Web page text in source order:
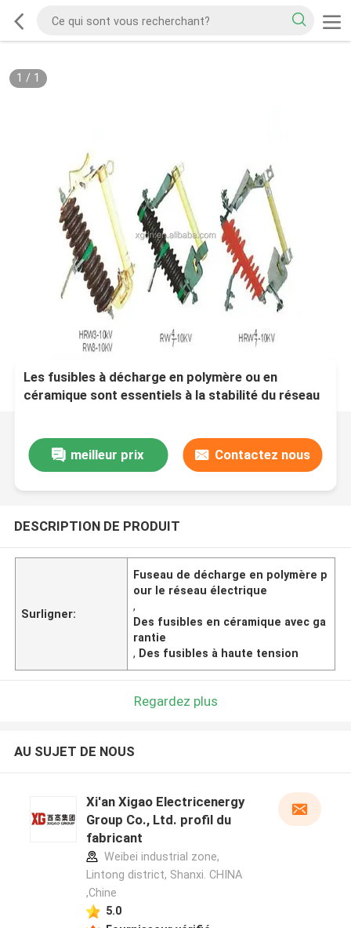
1 / 1
Les fusibles à décharge en polymère ou en
céramique sont essentiels à la stabilité du réseau
meilleur prix Contactez nous
DESCRIPTION DE PRODUIT
Surligner:
Fuseau de décharge en polymère p
our le réseau électrique
,
Des fusibles en céramique avec ga
rantie
, Des fusibles à haute tension
Regardez plus
AU SUJET DE NOUS
Xi'an Xigao Electricenergy
Group Co., Ltd. profil du
fabricant
Weibei industrial zone,
Lintong district, Shanxi. CHINA
,Chine
5.0